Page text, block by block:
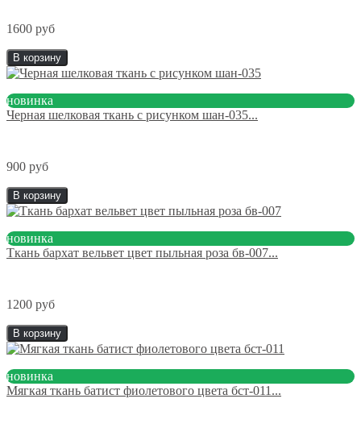
1600 руб
В корзину
новинка
Черная шелковая ткань с рисунком шан-035...
900 руб
В корзину
новинка
Ткань бархат вельвет цвет пыльная роза бв-007...
1200 руб
В корзину
новинка
Мягкая ткань батист фиолетового цвета бст-011...